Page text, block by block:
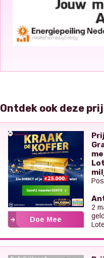
Ontdek ook deze
Doe Mee
2